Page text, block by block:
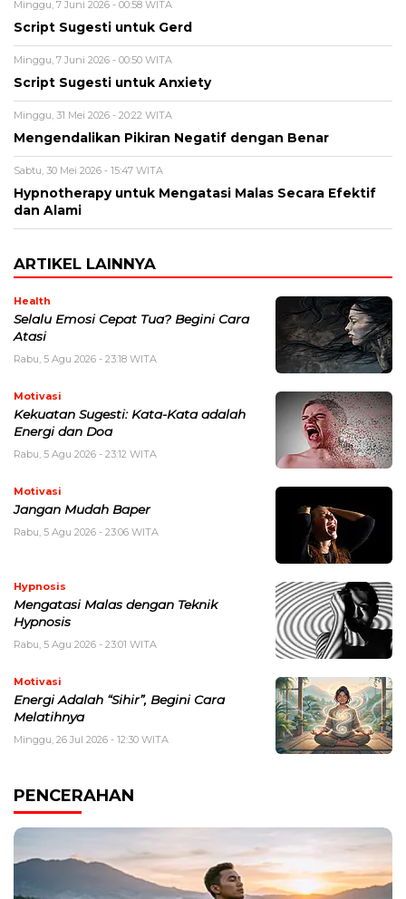
Minggu, 7 Juni 2026 - 00:58 WITA
Script Sugesti untuk Gerd
Minggu, 7 Juni 2026 - 00:50 WITA
Script Sugesti untuk Anxiety
Minggu, 31 Mei 2026 - 20:22 WITA
Mengendalikan Pikiran Negatif dengan Benar
Sabtu, 30 Mei 2026 - 15:47 WITA
Hypnotherapy untuk Mengatasi Malas Secara Efektif
dan Alami
ARTIKEL LAINNYA
Health
Selalu Emosi Cepat Tua? Begini Cara
Atasi
Rabu, 5 Agu 2026 - 23:18 WITA
Motivasi
Kekuatan Sugesti: Kata-Kata adalah
Energi dan Doa
Rabu, 5 Agu 2026 - 23:12 WITA
Motivasi
Jangan Mudah Baper
Rabu, 5 Agu 2026 - 23:06 WITA
Hypnosis
Mengatasi Malas dengan Teknik
Hypnosis
Rabu, 5 Agu 2026 - 23:01 WITA
Motivasi
Energi Adalah “Sihir”, Begini Cara
Melatihnya
Minggu, 26 Jul 2026 - 12:30 WITA
PENCERAHAN